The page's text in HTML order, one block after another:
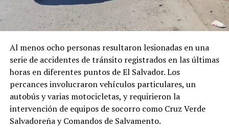
Capturan a pandilleros
salvadoreños que escondían
armas, droga y dinero en
Guatemala
1 julio, 2024
En «Nacionales»
Al menos ocho personas resultaron lesionadas en una
serie de accidentes de tránsito registrados en las últimas
horas en diferentes puntos de El Salvador. Los
percances involucraron vehículos particulares, un
autobús y varias motocicletas, y requirieron la
intervención de equipos de socorro como Cruz Verde
Salvadoreña y Comandos de Salvamento.